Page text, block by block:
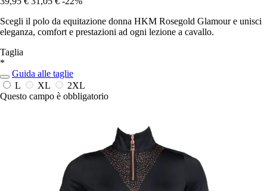
Scegli il polo da equitazione donna HKM Rosegold Glamour e unisci
eleganza, comfort e prestazioni ad ogni lezione a cavallo.
Taglia
*
Guida alle taglie
L
XL
2XL
Questo campo è obbligatorio